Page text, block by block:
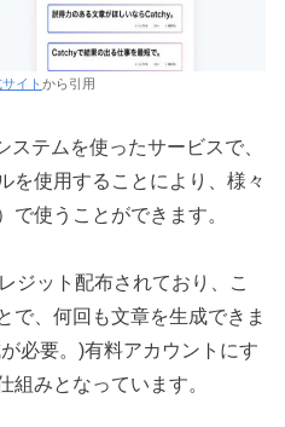
イト から引用
テムを使ったサービスで、
を使用することにより、様々
で使うことができます。
ジット配布されており、こ
で、何回も文章を生成できま
必要。)有料アカウントにす
組みとなっています。